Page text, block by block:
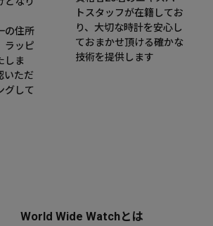
の住所
ラッピ
しま
いただ
グして
トスタッフが在籍してお
り、大切な時計を安心し
ておまかせ頂ける確かな
技術を提供します
World Wide Watchとは